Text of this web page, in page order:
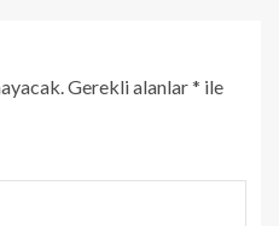
Gerekli alanlar* ile